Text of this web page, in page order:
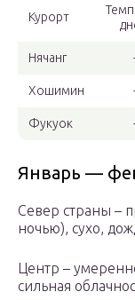
Курорт
Нячанг
Хошимин
Фукуок
Январь —
Север страны –
ночью), сухо,
Центр –
сильная